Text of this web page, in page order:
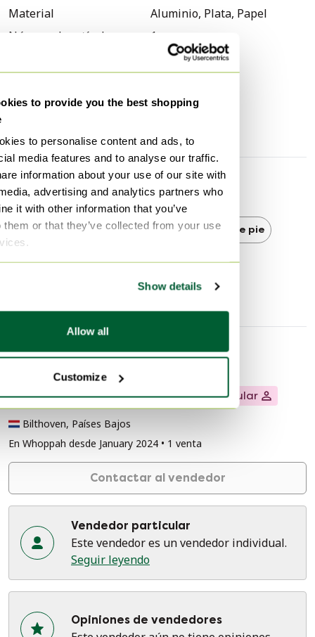
to provide you the best shopping
to personalise content and ads, to
media features and to analyse our traffic.
information about your use of our site with
advertising and analytics partners who
it with other information that you’ve
them or that they’ve collected from your use
Show details
Allow all
Customize
puntuales en la base de la lámpara (ver foto).
Hay unas pequeñas manchas negras en un lado de la
pantalla. Hay algunos arañazos en la base. Ver fotos.
Material
Aluminio, Plata, Papel
Número de artículos
1
Artemide
Anchura
42 cm
Más información
Artemide Artemide Lámparas de pie
Información del vendedor
Sobre este vendedor Vendedor particular
Bilthoven, Países Bajos
En Whoppah desde January 2024 • 1 venta
Contactar al vendedor
Vendedor particular
Este vendedor es un vendedor individual.
Seguir leyendo
Opiniones de vendedores